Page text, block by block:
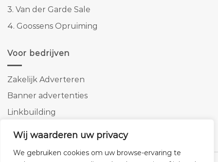
Wij waarderen uw privacy
We gebruiken cookies om uw browse-ervaring te
3. Van der Garde Sale
4. Goossens Opruiming
Voor bedrijven
Zakelijk Adverteren
Banner advertenties
Linkbuilding